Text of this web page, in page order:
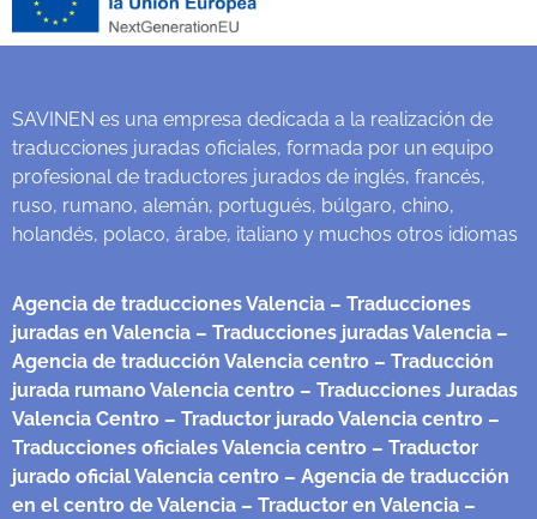
SAVINEN es una empresa dedicada a la realización de
traducciones juradas oficiales, formada por un equipo
profesional de traductores jurados de inglés, francés,
ruso, rumano, alemán, portugués, búlgaro, chino,
holandés, polaco, árabe, italiano y muchos otros idiomas
Agencia de traducciones Valencia – Traducciones
juradas en Valencia – Traducciones juradas Valencia –
Agencia de traducción Valencia centro – Traducción
jurada rumano Valencia centro – Traducciones Juradas
Valencia Centro – Traductor jurado Valencia centro –
Traducciones oficiales Valencia centro – Traductor
jurado oficial Valencia centro – Agencia de traducción
en el centro de Valencia – Traductor en Valencia –